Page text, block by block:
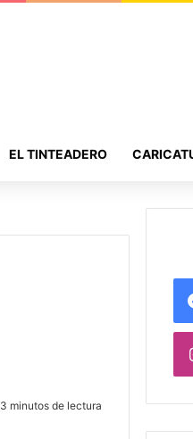
EL TINTEADERO
3 minutos de lectura